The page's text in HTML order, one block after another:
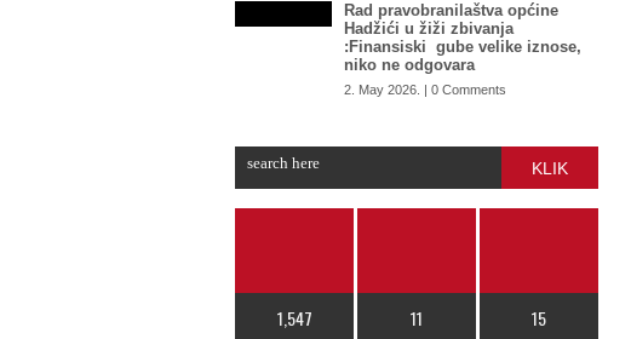
Rad pravobranilaštva općine
Hadžići u žiži zbivanja
:Finansiski gube velike iznose,
niko ne odgovara
2. May 2026. | 0 Comments
KLIK
1,547 11 15